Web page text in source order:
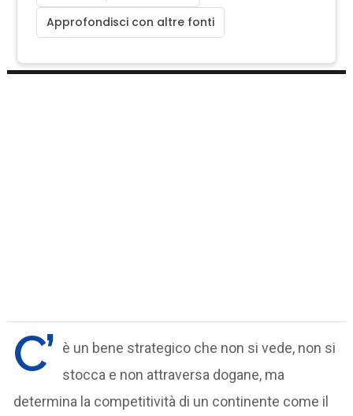
Approfondisci con altre fonti
C’ è un bene strategico che non si vede, non si
stocca e non attraversa dogane, ma
determina la competitività di un continente come il